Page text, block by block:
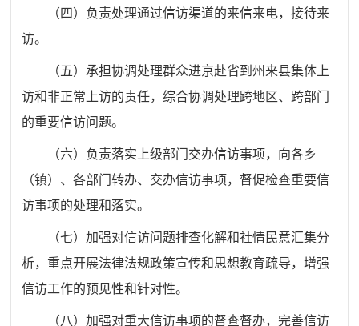
（四）负责处理通过信访渠道的来信来电，接待来
访。
（五）承担协调处理群众进京赴省到州来县集体上
访和非正常上访的责任，综合协调处理跨地区、跨部门
的重要信访问题。
（六）负责落实上级部门交办信访事项，向各乡
（镇）、各部门转办、交办信访事项，督促检查重要信
访事项的处理和落实。
（七）加强对信访问题排查化解和社情民意汇集分
析，重点开展法律法规政策宣传和思想教育疏导，增强
信访工作的预见性和针对性。
（八）加强对重大信访事项的督查督办，完善信访